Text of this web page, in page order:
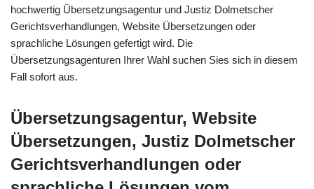
hochwertig Übersetzungsagentur und Justiz Dolmetscher
Gerichtsverhandlungen, Website Übersetzungen oder
sprachliche Lösungen gefertigt wird. Die
Übersetzungsagenturen Ihrer Wahl suchen Sies sich in diesem
Fall sofort aus.
Übersetzungsagentur, Website
Übersetzungen, Justiz Dolmetscher
Gerichtsverhandlungen oder